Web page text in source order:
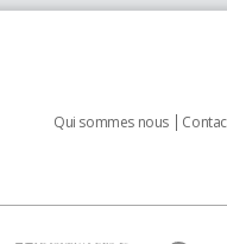
Qui sommes nous